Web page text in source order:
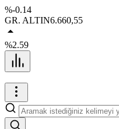
%-0.14
GR. ALTIN6.660,55
%2.59